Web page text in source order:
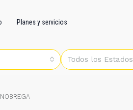
Planes y servicios
Todos los Estados